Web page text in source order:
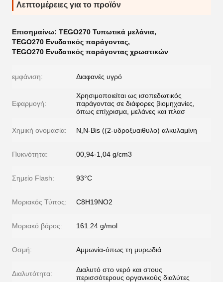
Λεπτομέρειες για το προϊόν
Επισημαίνω: TEGO270 Τυπωτικά μελάνια,
TEGO270 Ενυδατικός παράγοντας,
TEGO270 Ενυδατικός παράγοντας χρωστικών
εμφάνιση: Διαφανές υγρό
Εφαρμογή:
Χρησιμοποιείται ως ισοπεδωτικός
παράγοντας σε διάφορες βιομηχανίες,
όπως επίχρισμα, μελάνες και πλασ
Χημική ονομασία: N,N-Bis ((2-υδροξυαιθυλο) αλκυλαμίνη
Πυκνότητα: 00,94-1,04 g/cm3
Σημείο Flash: 93°C
Μοριακός Τύπος: C8H19NO2
Μοριακό βάρος: 161.24 g/mol
Οσμή: Αμμωνία-όπως τη μυρωδιά
Διαλυτότητα:
Διαλυτό στο νερό και στους
περισσότερους οργανικούς διαλύτες